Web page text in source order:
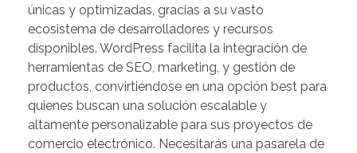
únicas y optimizadas, gracias a su vasto
ecosistema de desarrolladores y recursos
disponibles. WordPress facilita la integración de
herramientas de SEO, marketing, y gestión de
productos, convirtiéndose en una opción best para
quienes buscan una solución escalable y
altamente personalizable para sus proyectos de
comercio electrónico. Necesitarás una pasarela de